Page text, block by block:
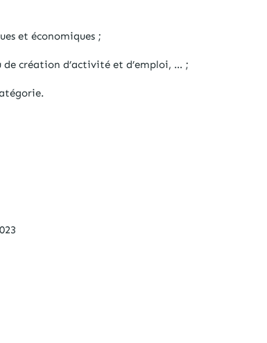
et économiques ;
création d’activité et d’emploi, … ;